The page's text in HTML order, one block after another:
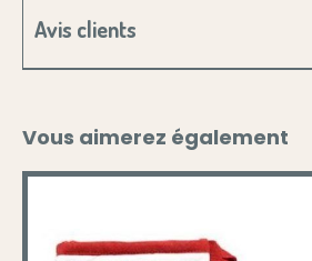
Avis clients
Vous aimerez également